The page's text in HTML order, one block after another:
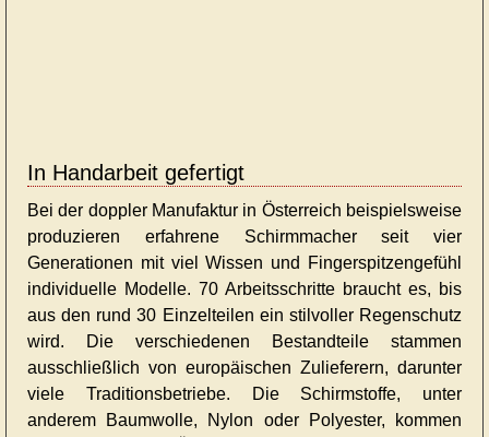
In Handarbeit gefertigt
Bei der doppler Manufaktur in Österreich beispielsweise
produzieren erfahrene Schirmmacher seit vier
Generationen mit viel Wissen und Fingerspitzengefühl
individuelle Modelle. 70 Arbeitsschritte braucht es, bis
aus den rund 30 Einzelteilen ein stilvoller Regenschutz
wird. Die verschiedenen Bestandteile stammen
ausschließlich von europäischen Zulieferern, darunter
viele Traditionsbetriebe. Die Schirmstoffe, unter
anderem Baumwolle, Nylon oder Polyester, kommen